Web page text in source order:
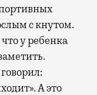
с кнутом.
у ребенка
А это